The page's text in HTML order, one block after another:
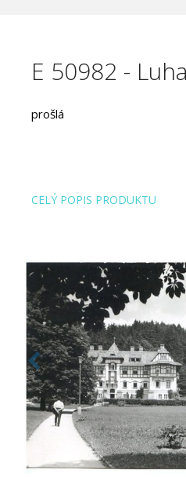
E 50982 -
prošlá
CELÝ POPIS PRODUKTU